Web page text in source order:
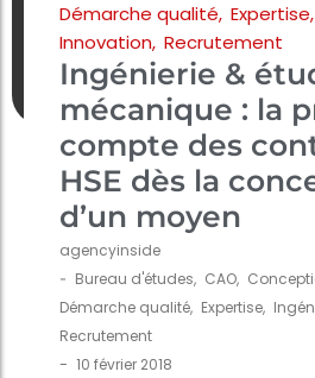
Démarche qualité, Expertise,
Innovation, Recrutement
Ingénierie &
mécanique : la
compte des
HSE dès la
d’un moyen
agencyinside
- Bureau d'études, CAO,
Démarche qualité, Expertise,
Recrutement
- 10 février 2018